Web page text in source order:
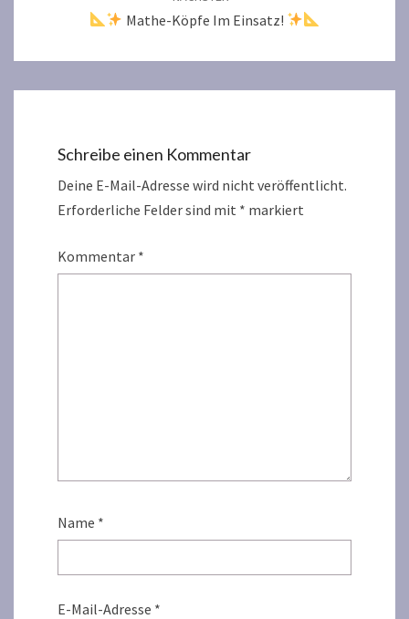
Mathe-Köpfe Im Einsatz!
Schreibe einen Kommentar
Deine E-Mail-Adresse wird nicht veröffentlicht.
Erforderliche Felder sind mit * markiert
Kommentar *
Name *
E-Mail-Adresse *